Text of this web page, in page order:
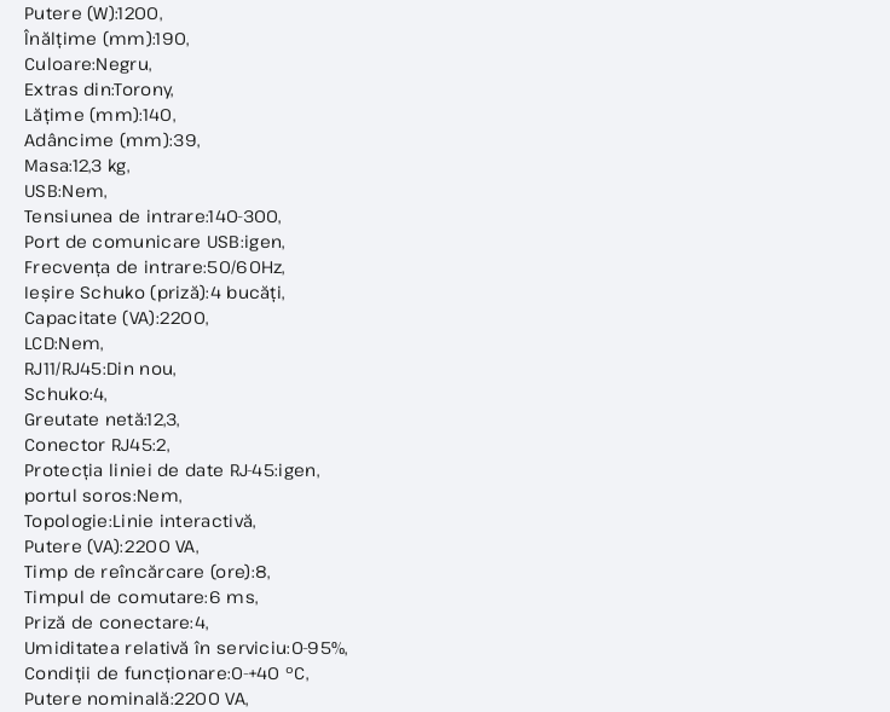
Putere (W):1200,
Înălțime (mm):190,
Culoare:Negru,
Extras din:Torony,
Lățime (mm):140,
Adâncime (mm):39,
Masa:12,3 kg,
USB:Nem,
Tensiunea de intrare:140-300,
Port de comunicare USB:igen,
Frecvența de intrare:50/60Hz,
Ieșire Schuko (priză):4 bucăți,
Capacitate (VA):2200,
LCD:Nem,
RJ11/RJ45:Din nou,
Schuko:4,
Greutate netă:12,3,
Conector RJ45:2,
Protecția liniei de date RJ-45:igen,
portul soros:Nem,
Topologie:Linie interactivă,
Putere (VA):2200 VA,
Timp de reîncărcare (ore):8,
Timpul de comutare:6 ms,
Priză de conectare:4,
Umiditatea relativă în serviciu:0-95%,
Condiții de funcționare:0-+40 °C,
Putere nominală:2200 VA,